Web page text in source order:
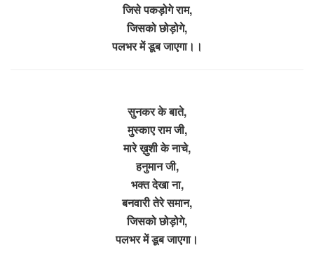
जिसे पकड़ोगे राम,
जिसको छोड़ोगे,
पलभर में डूब जाएगा।।
सुनकर के बाते,
मुस्काए राम जी,
मारे ख़ुशी के नाचे,
हनुमान जी,
भक्त देखा ना,
बनवारी तेरे समान,
जिसको छोड़ोगे,
पलभर में डूब जाएगा।